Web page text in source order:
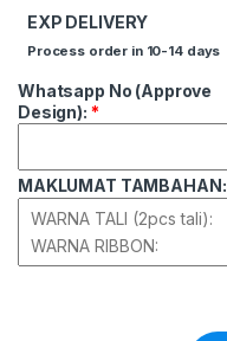
EXP DELIVERY
Process order in 10-14 days
Whatsapp No (Approve
Design): *
MAKLUMAT TAMBAHAN: